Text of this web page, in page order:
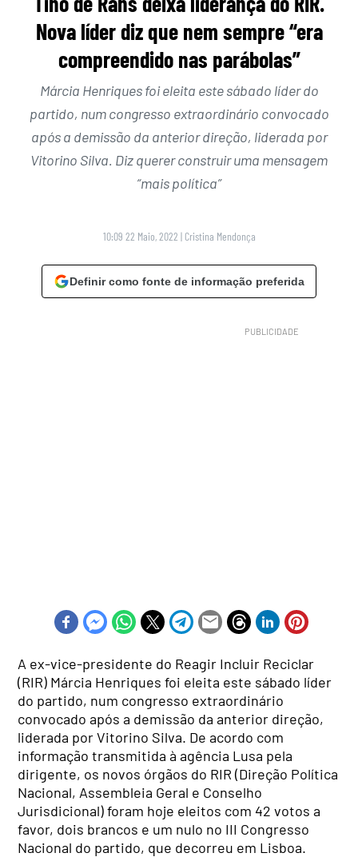
Nova líder diz que nem sempre “era
compreendido nas parábolas”
Márcia Henriques foi eleita este sábado líder do
partido, num congresso extraordinário convocado
após a demissão da anterior direção, liderada por
Vitorino Silva. Diz querer construir uma mensagem
“mais política”
10:09 22 Maio, 2022 | Cristina Mendonça
Definir como fonte de informação preferida
A ex-vice-presidente do Reagir Incluir Reciclar
(RIR) Márcia Henriques foi eleita este sábado líder
do partido, num congresso extraordinário
convocado após a demissão da anterior direção,
liderada por Vitorino Silva. De acordo com
informação transmitida à agência Lusa pela
dirigente, os novos órgãos do RIR (Direção Política
Nacional, Assembleia Geral e Conselho
Jurisdicional) foram hoje eleitos com 42 votos a
favor, dois brancos e um nulo no III Congresso
Nacional do partido, que decorreu em Lisboa.